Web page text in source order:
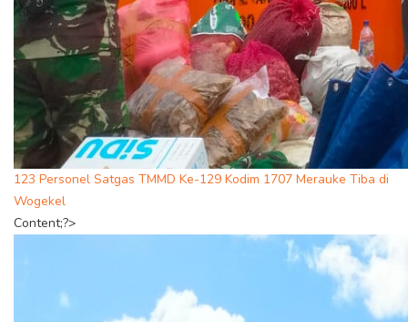
123 Personel Satgas TMMD Ke-129 Kodim 1707 Merauke Tiba di
Wogekel
Content;?>